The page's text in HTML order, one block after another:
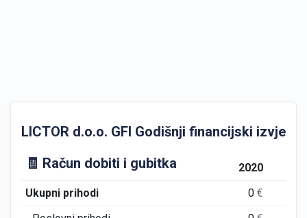
LICTOR d.o.o. GFI Godišnji financijski
🧾 Račun dobiti i gubitka
2020
Ukupni prihodi
0€